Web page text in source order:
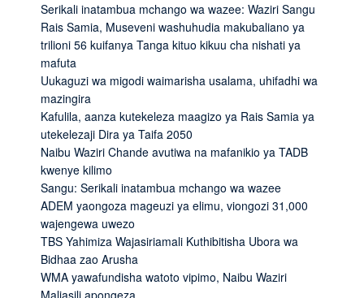
Serikali inatambua mchango wa wazee: Waziri Sangu
Rais Samia, Museveni washuhudia makubaliano ya
trilioni 56 kuifanya Tanga kituo kikuu cha nishati ya
mafuta
Uukaguzi wa migodi waimarisha usalama, uhifadhi wa
mazingira
Kafulila, aanza kutekeleza maagizo ya Rais Samia ya
utekelezaji Dira ya Taifa 2050
Naibu Waziri Chande avutiwa na mafanikio ya TADB
kwenye kilimo
Sangu: Serikali inatambua mchango wa wazee
ADEM yaongoza mageuzi ya elimu, viongozi 31,000
wajengewa uwezo
TBS Yahimiza Wajasiriamali Kuthibitisha Ubora wa
Bidhaa zao Arusha
WMA yawafundisha watoto vipimo, Naibu Waziri